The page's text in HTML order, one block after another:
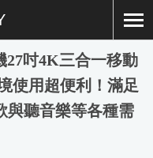
27吋4K三合一移動
使用超便利！滿足
與聽音樂等各種需